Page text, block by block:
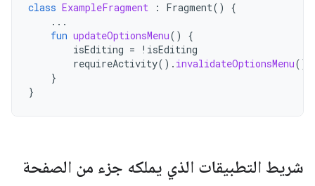
class ExampleFragment : Fragment()
{
...
fun updateOptionsMenu()
{
isEditing = ! isEditing
requireActivity(). invalidateOptionsMenu()
}
}
شريط التطبيقات الذي يملكه جزء من الصفحة